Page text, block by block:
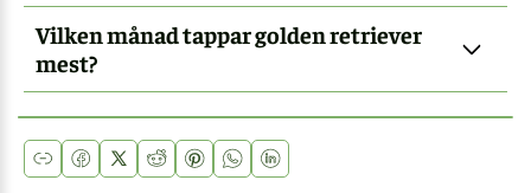
Vilken månad tappar golden retriever
mest?